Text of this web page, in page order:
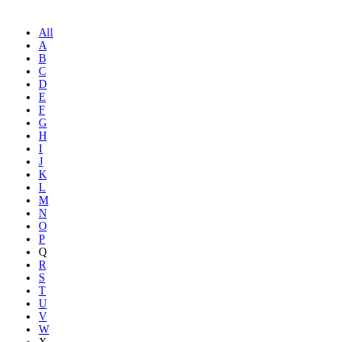
All
A
B
C
D
E
F
G
H
I
J
K
L
M
N
O
P
Q
R
S
T
U
V
W